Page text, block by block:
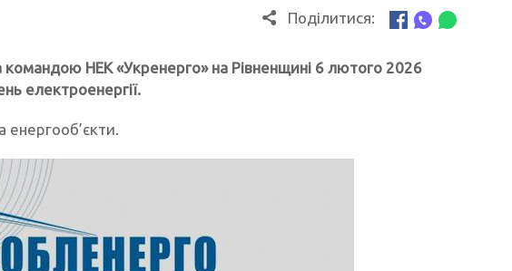
Поділитися:
командою НЕК «Укренерго» на Рівненщині 6 лютого 2026
електроенергії.
енергооб’єкти.